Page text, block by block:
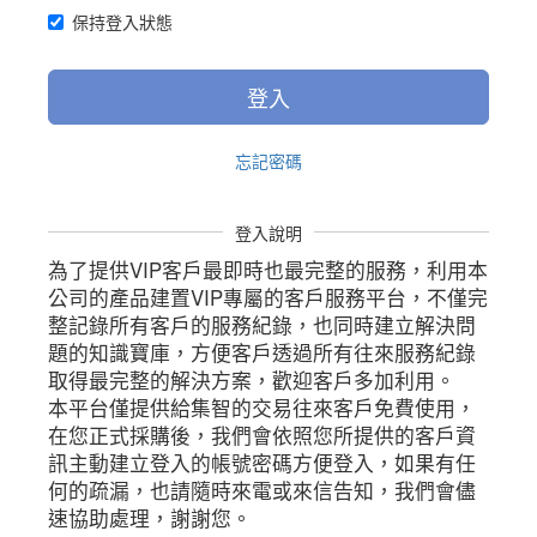
保持登入狀態
登入
忘記密碼
登入說明
為了提供VIP客戶最即時也最完整的服務，利用本
公司的產品建置VIP專屬的客戶服務平台，不僅完
整記錄所有客戶的服務紀錄，也同時建立解決問
題的知識寶庫，方便客戶透過所有往來服務紀錄
取得最完整的解決方案，歡迎客戶多加利用。
本平台僅提供給集智的交易往來客戶免費使用，
在您正式採購後，我們會依照您所提供的客戶資
訊主動建立登入的帳號密碼方便登入，如果有任
何的疏漏，也請隨時來電或來信告知，我們會儘
速協助處理，謝謝您。